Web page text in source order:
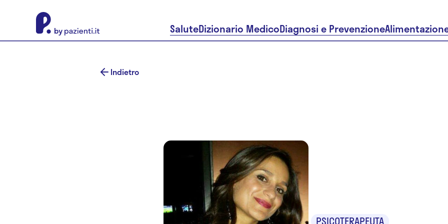
SaluteDizionario MedicoDiagnosi e Prevenzione
Indietro
PSICOTERAPEUTA